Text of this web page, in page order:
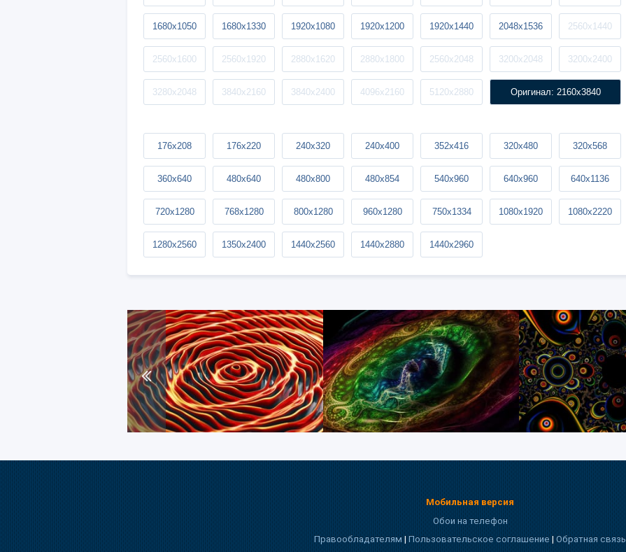
1680x1050 1680x1330 1920x1080 1920x1200 1920x1440 2048x1536 2560x1440
2560x1600 2560x1920 2880x1620 2880x1800 2560x2048 3200x2048 3200x2400
3280x2048 3840x2160 3840x2400 4096x2160 5120x2880 Оригинал: 2160x3840
176x208 176x220 240x320 240x400 352x416 320x480 320x568
360x640 480x640 480x800 480x854 540x960 640x960 640x1136
720x1280 768x1280 800x1280 960x1280 750x1334 1080x1920 1080x2220
1280x2560 1350x2400 1440x2560 1440x2880 1440x2960
Мобильная версия
Обои на телефон
Правообладателям|Пользовательское соглашение|Обратная связь